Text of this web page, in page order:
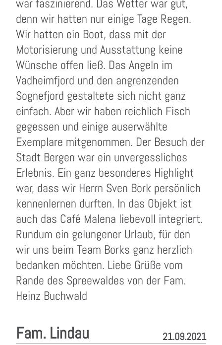
war faszinierend. Das Wetter war gut,
denn wir hatten nur einige Tage Regen.
Wir hatten ein Boot, dass mit der
Motorisierung und Ausstattung keine
Wünsche offen ließ. Das Angeln im
Vadheimfjord und den angrenzenden
Sognefjord gestaltete sich nicht ganz
einfach. Aber wir haben reichlich Fisch
gegessen und einige auserwählte
Exemplare mitgenommen. Der Besuch der
Stadt Bergen war ein unvergessliches
Erlebnis. Ein ganz besonderes Highlight
war, dass wir Herrn Sven Bork persönlich
kennenlernen durften. In das Objekt ist
auch das Café Malena liebevoll integriert.
Rundum ein gelungener Urlaub, für den
wir uns beim Team Borks ganz herzlich
bedanken möchten. Liebe Grüße vom
Rande des Spreewaldes von der Fam.
Heinz Buchwald
Fam. Lindau 21.09.2021